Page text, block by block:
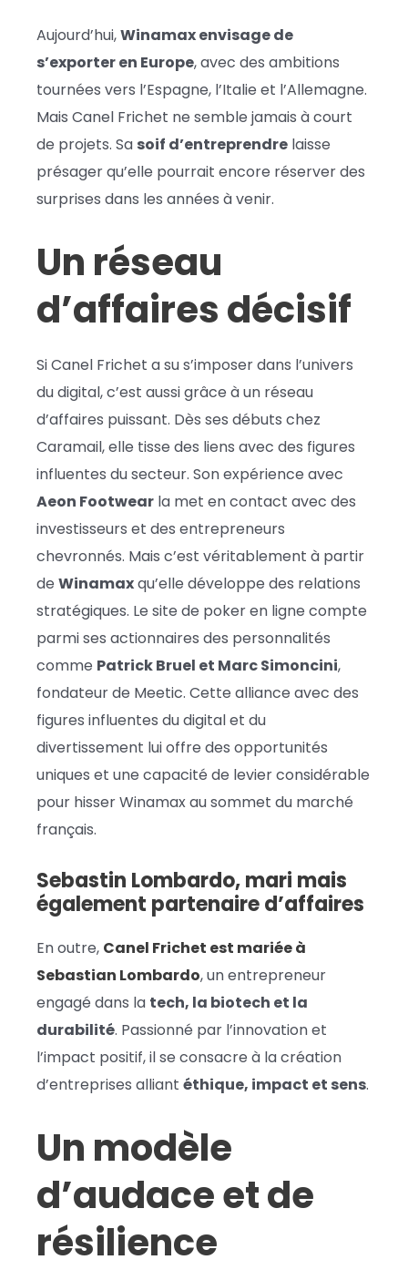
Aujourd’hui,Winamax envisage de
s’exporter en Europe, avec des ambitions
tournées vers l’Espagne, l’Italie et l’Allemagne.
Mais Canel Frichet ne semble jamais à court
de projets. Sa soif d’entreprendre laisse
présager qu’elle pourrait encore réserver des
surprises dans les années à venir.
Un réseau
d’affaires décisif
Si Canel Frichet a su s’imposer dans l’univers
du digital, c’est aussi grâce à un réseau
d’affaires puissant. Dès ses débuts chez
Caramail, elle tisse des liens avec des figures
influentes du secteur. Son expérience avec
Aeon Footwear la met en contact avec des
investisseurs et des entrepreneurs
chevronnés. Mais c’est véritablement à partir
de Winamaxqu’elle développe des relations
stratégiques. Le site de poker en ligne compte
parmi ses actionnaires des personnalités
comme Patrick Bruel et Marc Simoncini,
fondateur de Meetic. Cette alliance avec des
figures influentes du digital et du
divertissement lui offre des opportunités
uniques et une capacité de levier considérable
pour hisser Winamax au sommet du marché
français.
Sebastin Lombardo, mari mais
également partenaire d’affaires
En outre, Canel Frichet est mariée à
Sebastian Lombardo, un entrepreneur
engagé dans la tech, la biotech et la
durabilité. Passionné par l’innovation et
l’impact positif, il se consacre à la création
d’entreprises alliant éthique, impact et sens.
Un modèle
d’audace et de
résilience